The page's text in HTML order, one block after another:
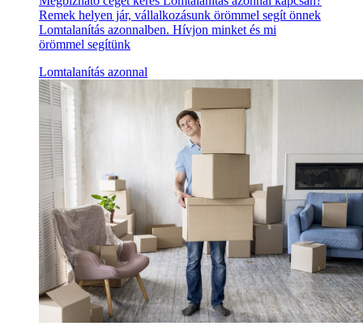
Remek helyen jár, vállalkozásunk örömmel segít önnek
Lomtalanítás azonnalben. Hívjon minket és mi
örömmel segítünk
Lomtalanítás azonnal